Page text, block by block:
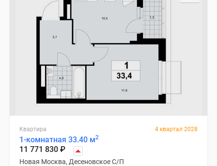
Квартира 4 квартал 2028
1-комнатная 33.40 м2
11 771 830 ₽
Новая Москва, Десеновское С/П